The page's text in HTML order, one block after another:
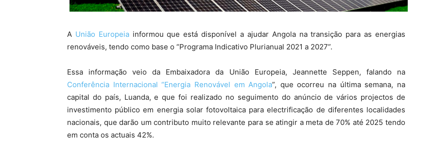
A União Europeiainformou que está disponível a ajudar Angola na transição para as energias
renováveis, tendo como base o “Programa Indicativo Plurianual 2021 a 2027”.
Essa informação veio da Embaixadora da União Europeia, Jeannette Seppen, falando na
Conferência Internacional “Energia Renovável em Angola”, que ocorreu na última semana, na
capital do país, Luanda, e que foi realizado no seguimento do anúncio de vários projectos de
investimento público em energia solar fotovoltaica para electrificação de diferentes localidades
nacionais, que darão um contributo muito relevante para se atingir a meta de 70% até 2025 tendo
em conta os actuais 42%.